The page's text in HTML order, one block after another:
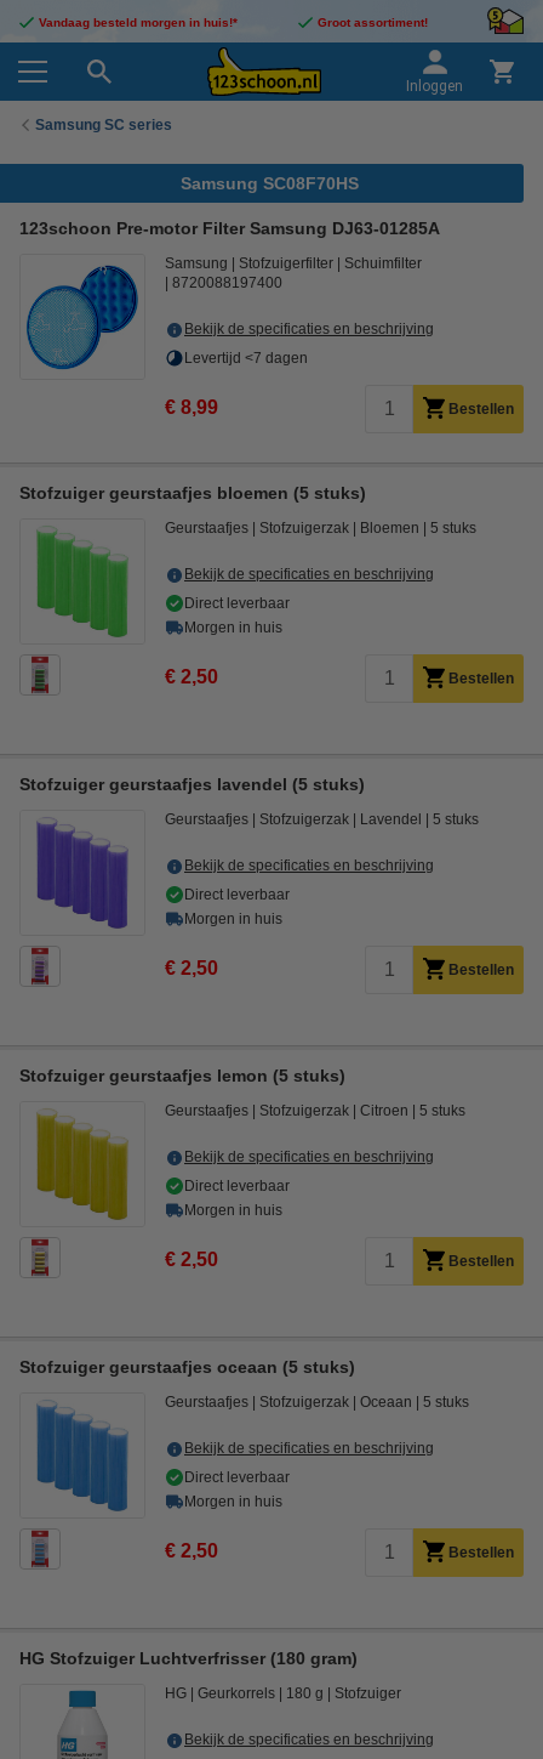
Vandaag besteld morgen in huis!* Groot assortiment!
Inloggen
Samsung SC series
Samsung SC08F70HS
123schoon Pre-motor Filter Samsung DJ63-01285A
Samsung Stofzuigerfilter
Schuimfilter
8720088197400
Bekijk de specificaties en beschrijving
Levertijd <7 dagen
€ 8,99 Bestellen
Stofzuiger geurstaafjes bloemen (5 stuks)
Geurstaafjes Stofzuigerzak Bloemen 5 stuks
Bekijk de specificaties en beschrijving
Direct leverbaar
Morgen in huis
€ 2,50 Bestellen
Stofzuiger geurstaafjes lavendel (5 stuks)
Geurstaafjes Stofzuigerzak Lavendel 5 stuks
Bekijk de specificaties en beschrijving
Direct leverbaar
Morgen in huis
€ 2,50 Bestellen
Stofzuiger geurstaafjes lemon (5 stuks)
Geurstaafjes Stofzuigerzak Citroen 5 stuks
Bekijk de specificaties en beschrijving
Direct leverbaar
Morgen in huis
€ 2,50 Bestellen
Stofzuiger geurstaafjes oceaan (5 stuks)
Geurstaafjes Stofzuigerzak Oceaan 5 stuks
Bekijk de specificaties en beschrijving
Direct leverbaar
Morgen in huis
€ 2,50 Bestellen
HG Stofzuiger Luchtverfrisser (180 gram)
HG Geurkorrels 180 g Stofzuiger
Bekijk de specificaties en beschrijving